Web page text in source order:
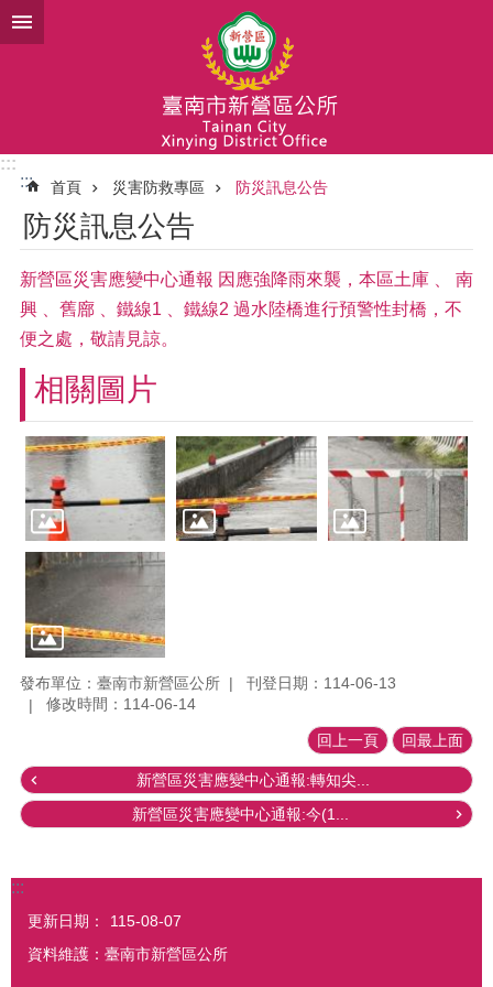
跳到主要內容區塊
:::
:::
首頁 災害防救專區 防災訊息公告
防災訊息公告
新營區災害應變中心通報 因應強降雨來襲，本區土庫 、 南
興 、舊廍 、鐵線1 、鐵線2 過水陸橋進行預警性封橋，不
便之處，敬請見諒。
相關圖片
發布單位：臺南市新營區公所
刊登日期：114-06-13
修改時間：114-06-14
回上一頁 回最上面
新營區災害應變中心通報:轉知尖...
新營區災害應變中心通報:今(1...
:::
更新日期：
115-08-07
資料維護：臺南市新營區公所